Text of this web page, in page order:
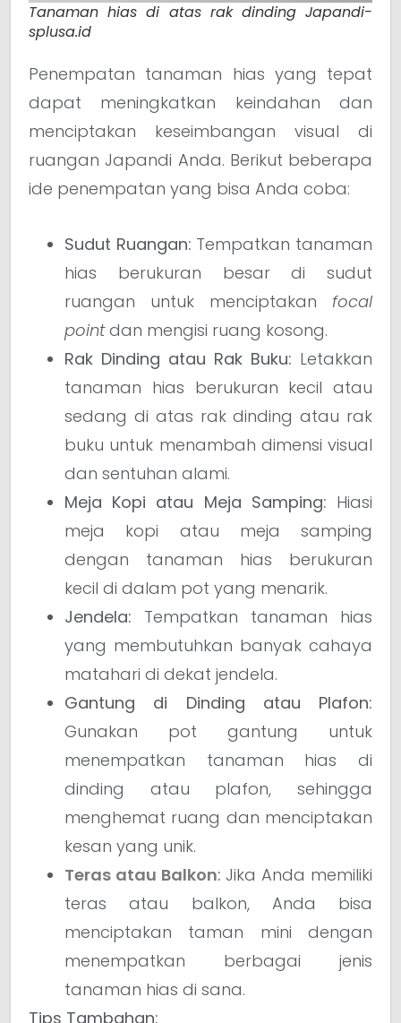
Tanaman hias di atas rak dinding Japandi-
splusa.id
Penempatan tanaman hias yang tepat
dapat meningkatkan keindahan dan
menciptakan keseimbangan visual di
ruangan Japandi Anda. Berikut beberapa
ide penempatan yang bisa Anda coba:
Sudut Ruangan: Tempatkan tanaman
hias berukuran besar di sudut
ruangan untuk menciptakan focal
pointdan mengisi ruang kosong.
Rak Dinding atau Rak Buku: Letakkan
tanaman hias berukuran kecil atau
sedang di atas rak dinding atau rak
buku untuk menambah dimensi visual
dan sentuhan alami.
Meja Kopi atau Meja Samping: Hiasi
meja kopi atau meja samping
dengan tanaman hias berukuran
kecil di dalam pot yang menarik.
Jendela: Tempatkan tanaman hias
yang membutuhkan banyak cahaya
matahari di dekat jendela.
Gantung di Dinding atau Plafon:
Gunakan pot gantung untuk
menempatkan tanaman hias di
dinding atau plafon, sehingga
menghemat ruang dan menciptakan
kesan yang unik.
Teras atau Balkon: Jika Anda memiliki
teras atau balkon, Anda bisa
menciptakan taman mini dengan
menempatkan berbagai jenis
tanaman hias di sana.
Tips Tambahan: